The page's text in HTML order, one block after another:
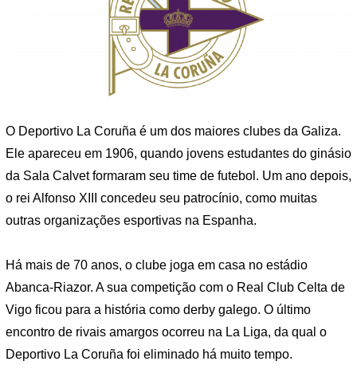
O Deportivo La Coruña é um dos maiores clubes da Galiza.
Ele apareceu em 1906, quando jovens estudantes do ginásio
da Sala Calvet formaram seu time de futebol. Um ano depois,
o rei Alfonso XIII concedeu seu patrocínio, como muitas
outras organizações esportivas na Espanha.
Há mais de 70 anos, o clube joga em casa no estádio
Abanca-Riazor. A sua competição com o Real Club Celta de
Vigo ficou para a história como derby galego. O último
encontro de rivais amargos ocorreu na La Liga, da qual o
Deportivo La Coruña foi eliminado há muito tempo.